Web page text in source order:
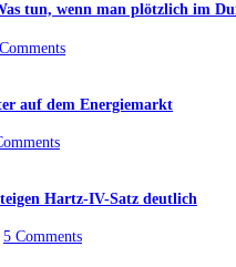
tun, wenn man plötzlich im
auf dem Energiemarkt
Hartz-IV-Satz deutlich
5 Comments